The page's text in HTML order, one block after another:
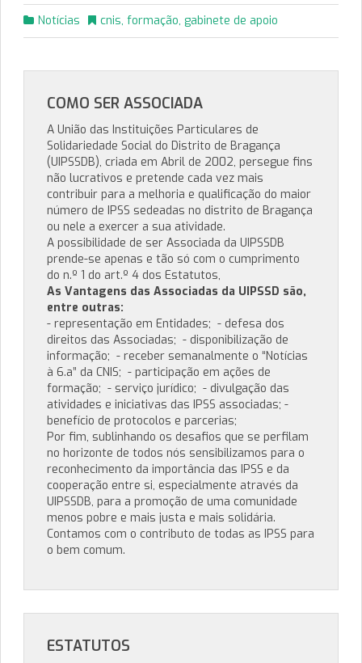
Notícias cnis, formação, gabinete de apoio
COMO SER ASSOCIADA
A União das Instituições Particulares de
Solidariedade Social do Distrito de Bragança
(UIPSSDB), criada em Abril de 2002, persegue fins
não lucrativos e pretende cada vez mais
contribuir para a melhoria e qualificação do maior
número de IPSS sedeadas no distrito de Bragança
ou nele a exercer a sua atividade.
A possibilidade de ser Associada da UIPSSDB
prende-se apenas e tão só com o cumprimento
do n.º 1 do art.º 4 dos Estatutos,
As Vantagens das Associadas da UIPSSD são,
entre outras:
- representação em Entidades; - defesa dos
direitos das Associadas; - disponibilização de
informação; - receber semanalmente o “Notícias
à 6.a” da CNIS; - participação em ações de
formação; - serviço jurídico; - divulgação das
atividades e iniciativas das IPSS associadas; -
benefício de protocolos e parcerias;
Por fim, sublinhando os desafios que se perfilam
no horizonte de todos nós sensibilizamos para o
reconhecimento da importância das IPSS e da
cooperação entre si, especialmente através da
UIPSSDB, para a promoção de uma comunidade
menos pobre e mais justa e mais solidária.
Contamos com o contributo de todas as IPSS para
o bem comum.
ESTATUTOS